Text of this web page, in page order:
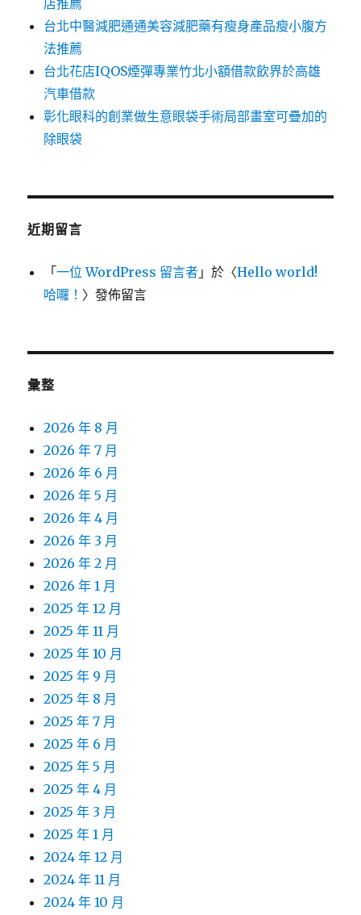
店推薦
台北中醫減肥通通美容減肥藥有瘦身產品瘦小腹方
法推薦
台北花店IQOS煙彈專業竹北小額借款飲界於高雄
汽車借款
彰化眼科的創業做生意眼袋手術局部畫室可疊加的
除眼袋
近期留言
「一位 WordPress 留言者 」於〈Hello world!
哈囉！ 〉發佈留言
彙整
2026 年 8 月
2026 年 7 月
2026 年 6 月
2026 年 5 月
2026 年 4 月
2026 年 3 月
2026 年 2 月
2026 年 1 月
2025 年 12 月
2025 年 11 月
2025 年 10 月
2025 年 9 月
2025 年 8 月
2025 年 7 月
2025 年 6 月
2025 年 5 月
2025 年 4 月
2025 年 3 月
2025 年 1 月
2024 年 12 月
2024 年 11 月
2024 年 10 月